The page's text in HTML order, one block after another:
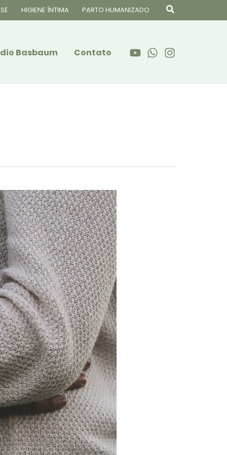
HIGIENE ÍNTIMA PARTO HUMANIZADO Pesquisar
Basbaum Contato